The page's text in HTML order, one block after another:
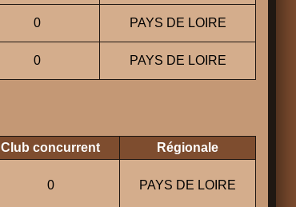
0 PAYS DE LOIRE
0 PAYS DE LOIRE
Club concurrent Régionale
0 PAYS DE LOIRE